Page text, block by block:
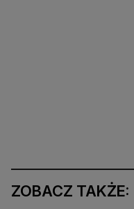
ZOBACZ TAKŻE: